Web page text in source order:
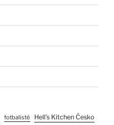
fotbalisté Hell’s Kitchen Česko